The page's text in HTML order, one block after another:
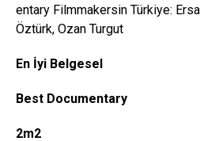
entary Filmmakersin Türkiye:
Öztürk, Ozan Turgut
En İyi Belgesel
Best Documentary
2m2